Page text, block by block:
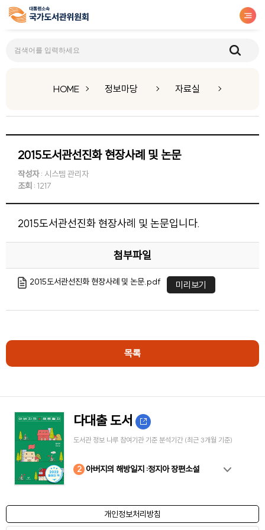
HOME 정보마당 자료실
2015도서관선진화 현장사례 및 논문
작성자: 시스템 관리자
조회 : 1217
2015도서관선진화 현장사례 및 논문입니다.
첨부파일
2015도서관선진화 현장사례 및 논문.pdf 미리보기
목록
다대출 도서
도서관 정보 나루 참여기관 기준 분석기간 (최근 3개월 기준)
1
2 아버지의 해방일지 :정지아 장편소설
3
4
5
6
7
8
9
10
개인정보처리방침